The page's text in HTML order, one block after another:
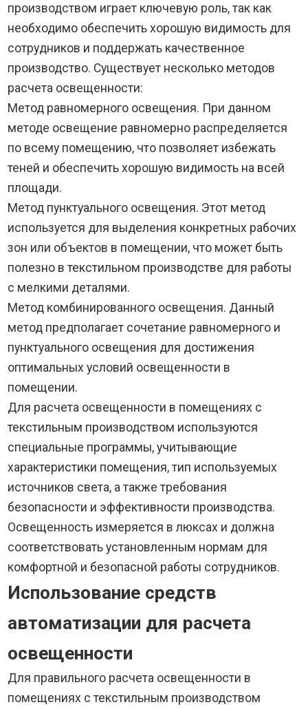
производством играет ключевую роль, так как
необходимо обеспечить хорошую видимость для
сотрудников и поддержать качественное
производство. Существует несколько методов
расчета освещенности:
Метод равномерного освещения. При данном
методе освещение равномерно распределяется
по всему помещению, что позволяет избежать
теней и обеспечить хорошую видимость на всей
площади.
Метод пунктуального освещения. Этот метод
используется для выделения конкретных рабочих
зон или объектов в помещении, что может быть
полезно в текстильном производстве для работы
с мелкими деталями.
Метод комбинированного освещения. Данный
метод предполагает сочетание равномерного и
пунктуального освещения для достижения
оптимальных условий освещенности в
помещении.
Для расчета освещенности в помещениях с
текстильным производством используются
специальные программы, учитывающие
характеристики помещения, тип используемых
источников света, а также требования
безопасности и эффективности производства.
Освещенность измеряется в люксах и должна
соответствовать установленным нормам для
комфортной и безопасной работы сотрудников.
Использование средств
автоматизации для расчета
освещенности
Для правильного расчета освещенности в
помещениях с текстильным производством